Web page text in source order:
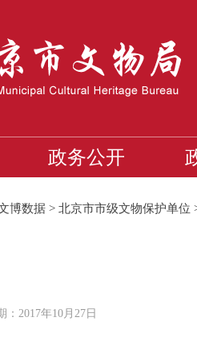
政务公开
博数据 > 北京市市级文物保护单位
：2017年10月27日